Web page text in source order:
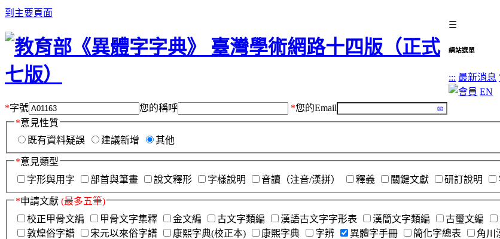
到主要頁面
☰
網站選單
::: 最新消息
EN
*字號 您的稱呼 *您的Email
*意見性質
既有資料疑誤
建議新增 其他
*意見類型
字形與用字
部首與筆畫 說文釋形 字樣說明 音讀（注音/漢拼） 釋義 關鍵文獻 研訂說明
*申請文獻 (最多五筆)
校正甲骨文編
甲骨文字集釋 金文編 古文字類編 漢語古文字字形表 漢簡文字類編 古璽文編
敦煌俗字譜
宋元以來俗字譜 康熙字典(校正本) 康熙字典 字辨 異體字手冊 簡化字總表 角川